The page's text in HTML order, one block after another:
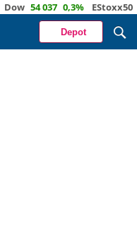
54 037 0,3% EStoxx50 6
Depot